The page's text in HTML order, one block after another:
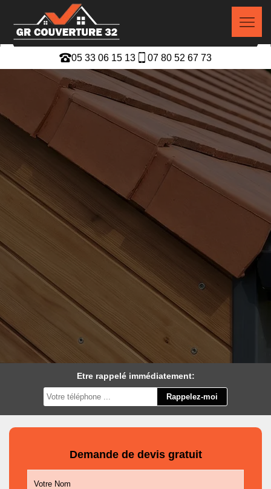
05 33 06 15 13 07 80 52 67 73
Etre rappelé immédiatement:
Demande de devis gratuit